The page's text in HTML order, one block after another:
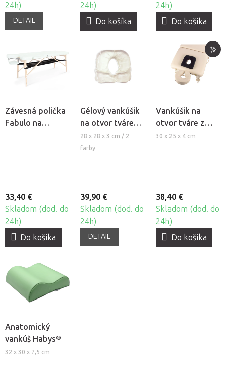
24h)
DETAIL
24h)
Do košíka
24h)
Do košíka
Závesná polička
Fabulo na
33,40 €
Skladom (dod. do
24h)
Do košíka
Gélový vankúšik
na otvor tváre
Clap Tzu
28 x 28 x 3 cm / 2
farby
39,90 €
Skladom (dod. do
24h)
DETAIL
Vankúšik na
otvor tváre z
pamäťovej peny
30 x 25 x 4 cm
38,40 €
Skladom (dod. do
24h)
Do košíka
Anatomický
vankúš Habys®
32 x 30 x 7,5 cm